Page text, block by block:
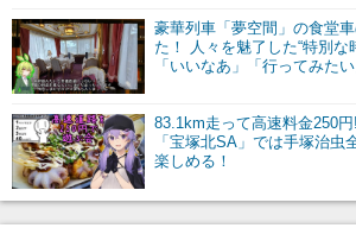
豪華列車「夢空間」の食堂
た！ 人々を魅了した“特別な
「いいなあ」「行ってみた
83.1km走って高速料金250
「宝塚北SA」では手塚治虫
楽しめる！